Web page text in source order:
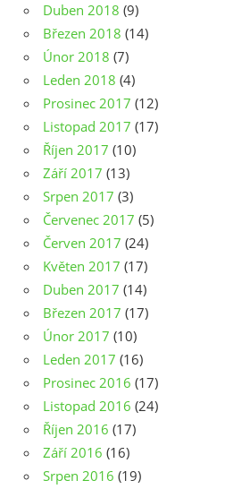
Duben 2018 (9)
Březen 2018 (14)
Únor 2018 (7)
Leden 2018 (4)
Prosinec 2017 (12)
Listopad 2017 (17)
Říjen 2017 (10)
Září 2017 (13)
Srpen 2017 (3)
Červenec 2017 (5)
Červen 2017 (24)
Květen 2017 (17)
Duben 2017 (14)
Březen 2017 (17)
Únor 2017 (10)
Leden 2017 (16)
Prosinec 2016 (17)
Listopad 2016 (24)
Říjen 2016 (17)
Září 2016 (16)
Srpen 2016 (19)